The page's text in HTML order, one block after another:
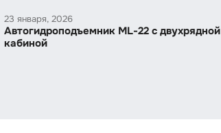
23 января, 2026
Автогидроподъемник ML-22 c двухрядной
кабиной